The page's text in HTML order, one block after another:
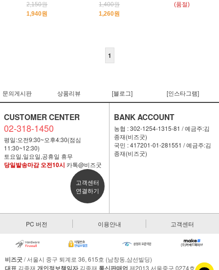
2,150원
1,940원
1,400원
1,260원
(품절)
1
문의게시판 상품리뷰 [블로그] [인스타그램]
CUSTOMER CENTER
02-318-1450
평일:오전9:30~오후4:30(점심
11:30~12:30)
토요일,일요일,공휴일 휴무
당일발송마감 오전10시 카톡@비즈굿
고객센터
연결하기
BANK ACCOUNT
농협 : 302-1254-1315-81 / 예금주:김
종재(비즈굿)
국민 : 417201-01-281551 / 예금주:김
종재(비즈굿)
PC 버전 이용안내 고객센터
비즈굿/ 서울시 중구 퇴계로 36, 615호 (남창동,삼선빌딩)
대표 김종재 개인정보책임자김종재 통신판매업 제2013 서울중구 0274호